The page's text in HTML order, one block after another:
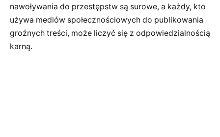
nawoływania do przestępstw są surowe, a każdy, kto
używa mediów społecznościowych do publikowania
groźnych treści, może liczyć się z odpowiedzialnością
karną.